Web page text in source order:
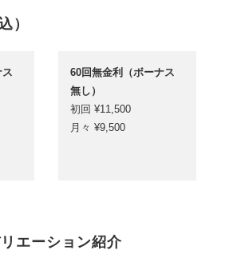
）
60回無金利（ボーナス
無し）
初回 ¥11,500
月々 ¥9,500
エーション紹介